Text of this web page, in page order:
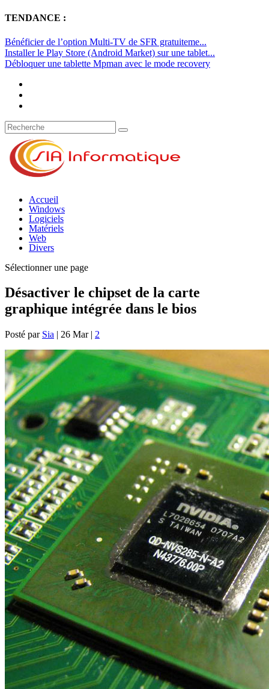
TENDANCE :
Bénéficier de l’option Multi-TV de SFR gratuiteme...
Installer le Play Store (Android Market) sur une tablet...
Débloquer une tablette Mpman avec le mode recovery
Accueil
Windows
Logiciels
Matériels
Web
Divers
Sélectionner une page
Désactiver le chipset de la carte
graphique intégrée dans le bios
Posté par Sia | 26 Mar| 2